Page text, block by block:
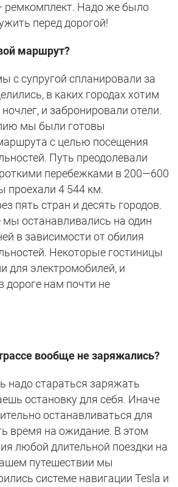
ремкомплект. Надо же было
перед дорогой!
маршрут?
с супругой спланировали за
в каких городах хотим
и забронировали отели.
мы были готовы
с целью посещения
Путь преодолевали
перебежками в 200—600
проехали 4 544 км.
пять стран и десять городов.
останавливались на один
в зависимости от обилия
Некоторые гостиницы
для электромобилей, и
дороге нам почти не
вообще не заряжались?
надо стараться заряжать
остановку для себя. Иначе
останавливаться для
время на ожидание. В этом
любой длительной поездки на
путешествии мы
системе навигации Tesla и